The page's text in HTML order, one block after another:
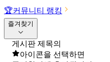
🏆커뮤니티 랭킹
즐겨찾기
게시판 제목의
아이콘을 선택하면